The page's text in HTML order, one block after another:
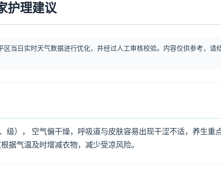
护理建议
当日实时天气数据进行优化，并经过人工审核校验。内容仅供参考，请
）， 空气偏干燥，呼吸道与皮肤容易出现干涩不适，养生重
据气温及时增减衣物，减少受凉风险。